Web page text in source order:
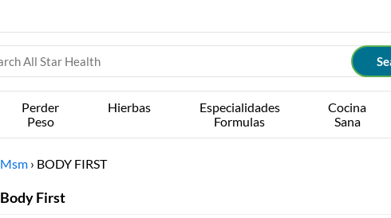
Perder
Peso
Hierbas
Especialidades
Formulas
Cocina
Sana
Msm › BODY FIRST
Body First